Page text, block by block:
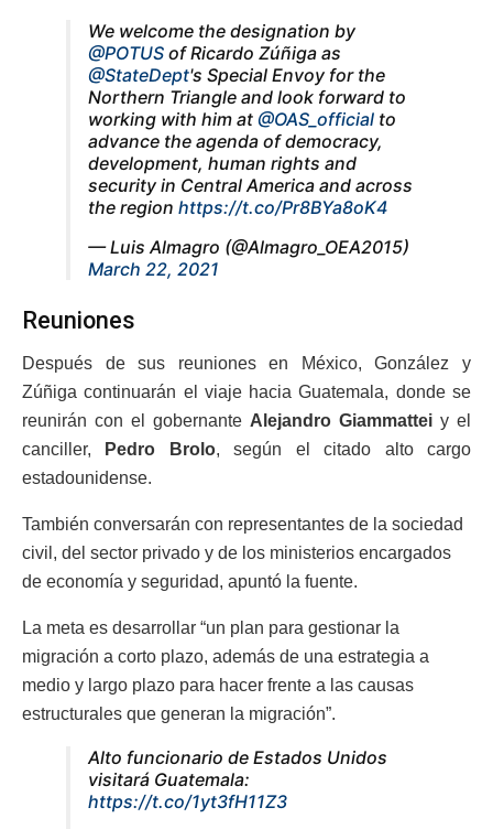
We welcome the designation by
@POTUS of Ricardo Zúñiga as
@StateDept's Special Envoy for the
Northern Triangle and look forward to
working with him at @OAS_official to
advance the agenda of democracy,
development, human rights and
security in Central America and across
the region https://t.co/Pr8BYa8oK4
— Luis Almagro (@Almagro_OEA2015)
March 22, 2021
Reuniones
Después de sus reuniones en México, González y
Zúñiga continuarán el viaje hacia Guatemala, donde se
reunirán con el gobernante Alejandro Giammattei y el
canciller,
Pedro Brolo, según el citado alto cargo
estadounidense.
También conversarán con representantes de la sociedad
civil, del sector privado y de los ministerios encargados
de economía y seguridad, apuntó la fuente.
La meta es desarrollar “un plan para gestionar la
migración a corto plazo, además de una estrategia a
medio y largo plazo para hacer frente a las causas
estructurales que generan la migración”.
Alto funcionario de Estados Unidos
visitará Guatemala:
https://t.co/1yt3fH11Z3